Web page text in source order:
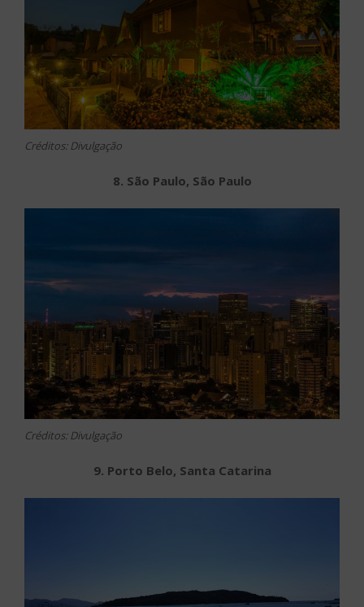
Créditos: Divulgação
8. São Paulo, São Paulo
Créditos: Divulgação
9. Porto Belo, Santa Catarina